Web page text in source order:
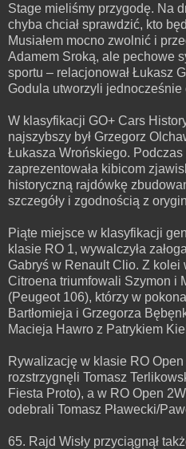
Stage mieliśmy przygodę. Na
chyba chciał sprawdzić, kto
Musiałem mocno zwolnić i
Adamem Sroką, ale pechowe
sportu – relacjonował Łukasz
Godula utworzyli jednocześnie
W klasyfikacji GO+ Cars
najszybszy był Grzegorz
Łukasza Wrońskiego. Podczas
zaprezentowała kibicom
historyczną rajdówkę
szczegóły i zgodnością z
Piąte miejsce w klasyfikacji
klasie RO 1, wywalczyła
Gabryś w Renault Clio. Z kolei
Citroena triumfowali Szymon i
(Peugeot 106), którzy w
Bartłomieja i Grzegorza
Macieja Hawro z Patrykiem
Rywalizację w klasie RO
rozstrzygnęli Tomasz
Fiesta Proto), a w RO Open
odebrali Tomasz Pławecki/
65. Rajd Wisły przyciągnął